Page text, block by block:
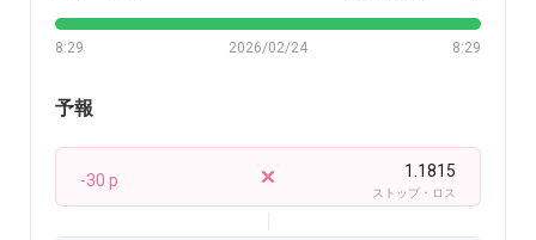
8:29 8:29
2026/02/24
予報
-30 p 1.1815
ストップ・ロス